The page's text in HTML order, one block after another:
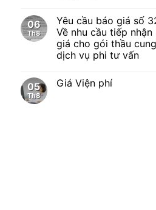
06
Th8
Yêu cầu báo giá số
Về nhu cầu tiếp nhận
giá cho gói thầu
dịch vụ phi tư vấn
05
Th8
Giá Viện phí